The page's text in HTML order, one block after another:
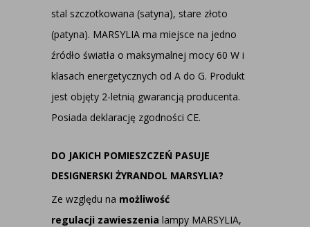
stal szczotkowana (satyna), stare złoto
(patyna). MARSYLIA ma miejsce na jedno
źródło światła o maksymalnej mocy 60 W i
klasach energetycznych od A do G. Produkt
jest objęty 2-letnią gwarancją producenta.
Posiada deklarację zgodności CE.
DO JAKICH POMIESZCZEŃ PASUJE
DESIGNERSKI ŻYRANDOL MARSYLIA?
Ze względu na możliwość
regulacji zawieszenia lampy MARSYLIA,